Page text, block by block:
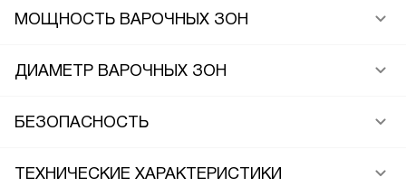
МОЩНОСТЬ ВАРОЧНЫХ ЗОН
ДИАМЕТР ВАРОЧНЫХ ЗОН
БЕЗОПАСНОСТЬ
ТЕХНИЧЕСКИЕ ХАРАКТЕРИСТИКИ